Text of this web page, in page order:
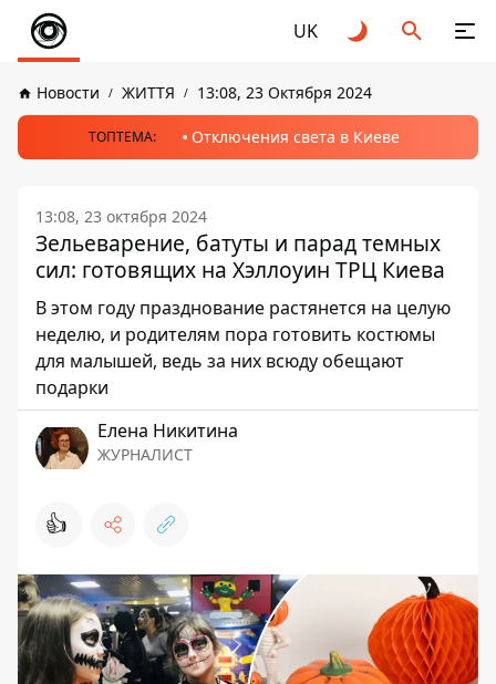
UK
Новости ЖИТТЯ 13:08, 23 Октября 2024
ТОПТЕМА: Отключения света в Киеве
13:08, 23 октября 2024
Зельеварение, батуты и парад темных
сил: готовящих на Хэллоуин ТРЦ Киева
В этом году празднование растянется на целую
неделю, и родителям пора готовить костюмы
для малышей, ведь за них всюду обещают
подарки
Елена Никитина
ЖУРНАЛИСТ
👍